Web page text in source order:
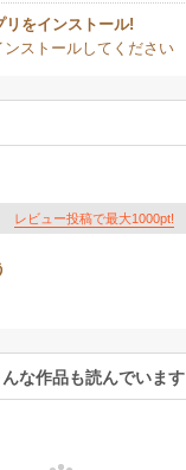
リをインストール!
ンストールしてください
レビュー投稿で最大1000pt!
な作品も読んでいます